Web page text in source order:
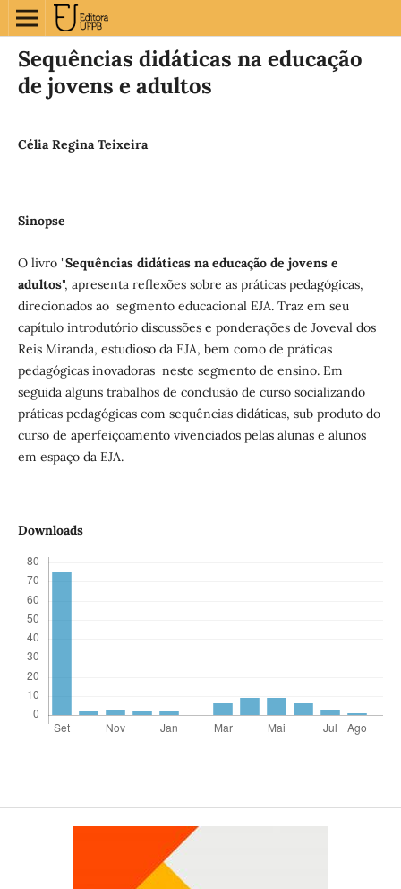
Sequências didáticas na educação
de jovens e adultos
Célia Regina Teixeira
Sinopse
O livro "Sequências didáticas na educação de jovens e
adultos", apresenta reflexões sobre as práticas pedagógicas,
direcionados ao segmento educacional EJA. Traz em seu
capítulo introdutório discussões e ponderações de Joveval dos
Reis Miranda, estudioso da EJA, bem como de práticas
pedagógicas inovadoras neste segmento de ensino. Em
seguida alguns trabalhos de conclusão de curso socializando
práticas pedagógicas com sequências didáticas, sub produto do
curso de aperfeiçoamento vivenciados pelas alunas e alunos
em espaço da EJA.
Downloads